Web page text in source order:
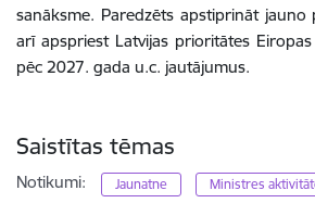
sanāksme. Paredzēts apstiprināt jauno
arī apspriest Latvijas prioritātes
pēc 2027. gada u.c. jautājumus.
Saistītas tēmas
Notikumi: Jaunatne Ministres